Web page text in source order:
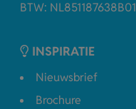
BTW: NL851187638B01
INSPIRATIE
Nieuwsbrief
Brochure